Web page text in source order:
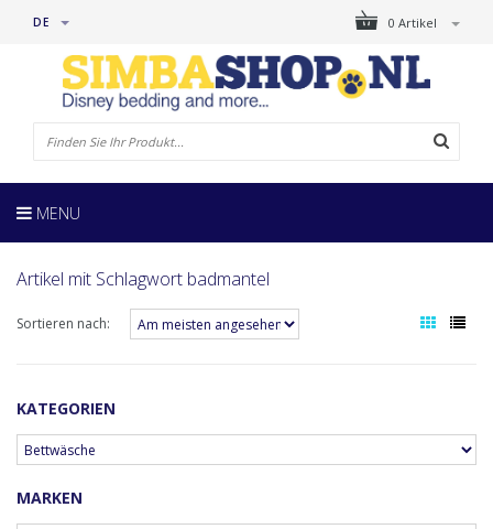
0 Artikel
DE
MENU
Artikel mit Schlagwort badmantel
Sortieren nach:
KATEGORIEN
MARKEN